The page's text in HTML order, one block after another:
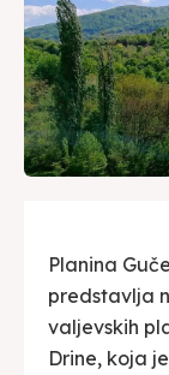
Planina
predstavlja
valjevskih
Drine, koja